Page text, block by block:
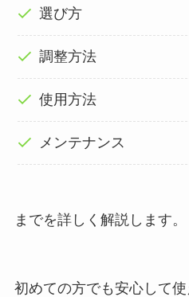
選び方
調整方法
使用方法
メンテナンス
までを詳しく解説します。
初めての方でも安心して